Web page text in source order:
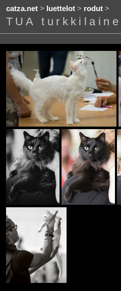
catza.net> luettelot> rodut>
TUA